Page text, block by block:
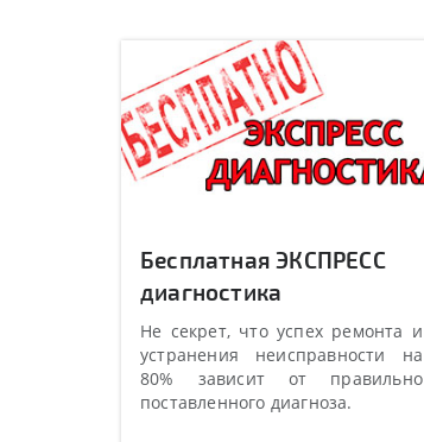
Бесплатная ЭКСПРЕСС
диагностика
Не секрет, что успех ремонта и
устранения неисправности на
80% зависит от правильно
поставленного диагноза.